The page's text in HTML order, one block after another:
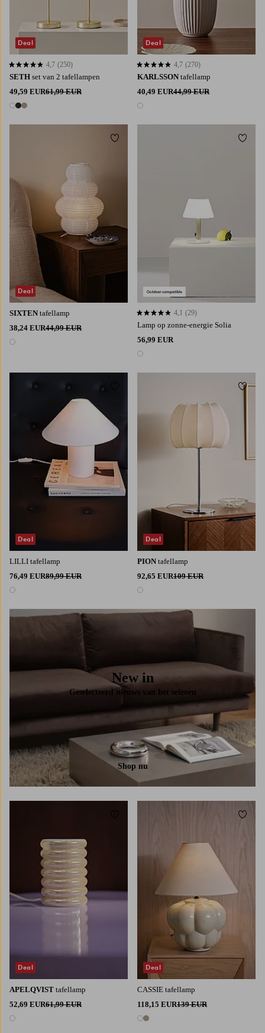
SETH set van 2 tafellampen
49,59 EUR61,99 EUR
3 kleuren
4,7 op basis van 250 beoordelingen
4,7 (250)
Deal
KARLSSON tafellamp
40,49 EUR44,99 EUR
1 kleur
4,7 op basis van 270 beoordelingen
4,7 (270)
Deal
SIXTEN tafellamp
38,24 EUR44,99 EUR
1 kleur
Deal
Toevoegen aan favorieten
Lamp op zonne-energie Solia
56,99 EUR
1 kleur
4,1 op basis van 29 beoordelingen
4,1 (29)
LILLI tafellamp
76,49 EUR89,99 EUR
1 kleur
Deal
PION tafellamp
92,65 EUR109 EUR
1 kleur
Deal
New in
Geselecteerd nieuws van het seizoen
Shop nu
APELQVIST tafellamp
52,69 EUR61,99 EUR
1 kleur
Deal
Toevoegen aan favorieten
CASSIE tafellamp
118,15 EUR139 EUR
2 kleuren
Deal